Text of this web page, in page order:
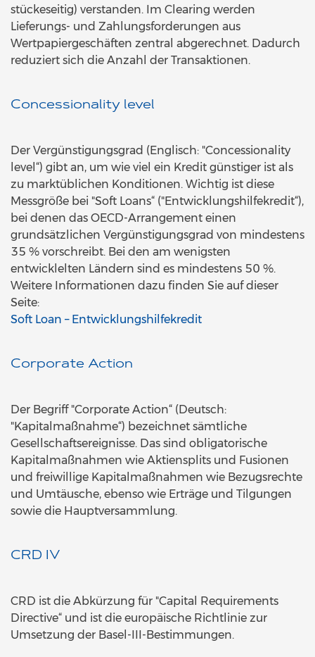
stückeseitig) verstanden. Im Clearing werden
Lieferungs- und Zahlungsforderungen aus
Wertpapiergeschäften zentral abgerechnet. Dadurch
reduziert sich die Anzahl der Transaktionen.
Concessionality level
Der Vergünstigungsgrad (Englisch: "Concessionality
level“) gibt an, um wie viel ein Kredit günstiger ist als
zu marktüblichen Konditionen. Wichtig ist diese
Messgröße bei "Soft Loans“ ("Entwicklungshilfekredit“),
bei denen das OECD-Arrangement einen
grundsätzlichen Vergünstigungsgrad von mindestens
35 % vorschreibt. Bei den am wenigsten
entwicklelten Ländern sind es mindestens 50 %.
Weitere Informationen dazu finden Sie auf dieser
Seite:
Soft Loan – Entwicklungshilfekredit
Corporate Action
Der Begriff "Corporate Action“ (Deutsch:
"Kapitalmaßnahme“) bezeichnet sämtliche
Gesellschaftsereignisse. Das sind obligatorische
Kapitalmaßnahmen wie Aktiensplits und Fusionen
und freiwillige Kapitalmaßnahmen wie Bezugsrechte
und Umtäusche, ebenso wie Erträge und Tilgungen
sowie die Hauptversammlung.
CRD IV
CRD ist die Abkürzung für "Capital Requirements
Directive“ und ist die europäische Richtlinie zur
Umsetzung der Basel-III-Bestimmungen.